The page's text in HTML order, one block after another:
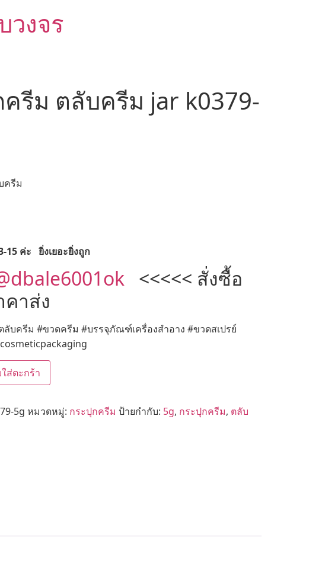
วงจร
ครีม ตลับครีม jar k0379-
ครีม
15 ค่ะ ยิ่งเยอะยิ่งถูก
<<<<< สั่งซื้อ
าส่ง
บครีม #ขวดครีม #บรรจุภัณฑ์เครื่องสำอาง #ขวดสเปรย์
ส่ตะกร้า
5g หมวดหมู่: กระปุกครีม ป้ายกำกับ: 5g, กระปุกครีม, ตลับ